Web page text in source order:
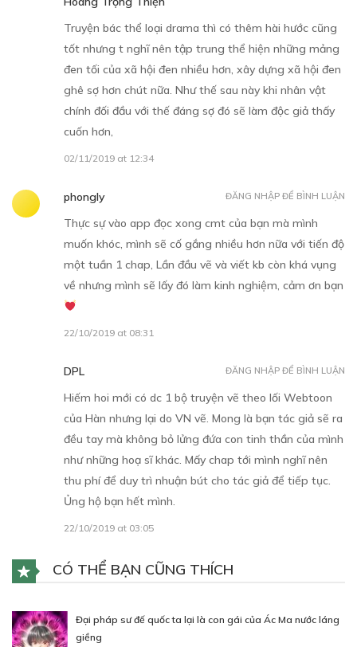
CHƯƠNG 6
Free
CHƯƠNG 7
Free
CHƯƠNG 8
Free
Free
Truyện bác thể loại drama thì có thêm hài hước cũng
tốt nhưng t nghĩ nên tập trung thể hiện những mảng
đen tối của xã hội đen nhiều hơn, xây dựng xã hội đen
ghê sợ hơn chút nữa. Như thế sau này khi nhân vật
chính đối đầu với thế đáng sợ đó sẽ làm độc giả thấy
cuốn hơn,
02/11/2019 at 12:34
phongly
Thực sự vào app đọc xong cmt của bạn mà mình
muốn khóc, mình sẽ cố gắng nhiều hơn nữa với tiến độ
một tuần 1 chap, Lần đầu vẽ và viết kb còn khá vụng
về nhưng mình sẽ lấy đó làm kinh nghiệm, cảm ơn bạn
22/10/2019 at 08:31
ĐĂNG NHẬP ĐỂ BÌNH LUẬN
DPL
Hiếm hoi mới có dc 1 bộ truyện vẽ theo lối Webtoon
của Hàn nhưng lại do VN vẽ. Mong là bạn tác giả sẽ ra
đều tay mà không bỏ lửng đứa con tinh thần của mình
như những hoạ sĩ khác. Mấy chap tới mình nghĩ nên
thu phí để duy trì nhuận bút cho tác giả để tiếp tục.
Ủng hộ bạn hết mình.
22/10/2019 at 03:05
ĐĂNG NHẬP ĐỂ BÌNH LUẬN
CÓ THỂ BẠN CŨNG THÍCH
Đại pháp sư đế quốc ta lại là con gái của Ác Ma nước láng
giềng